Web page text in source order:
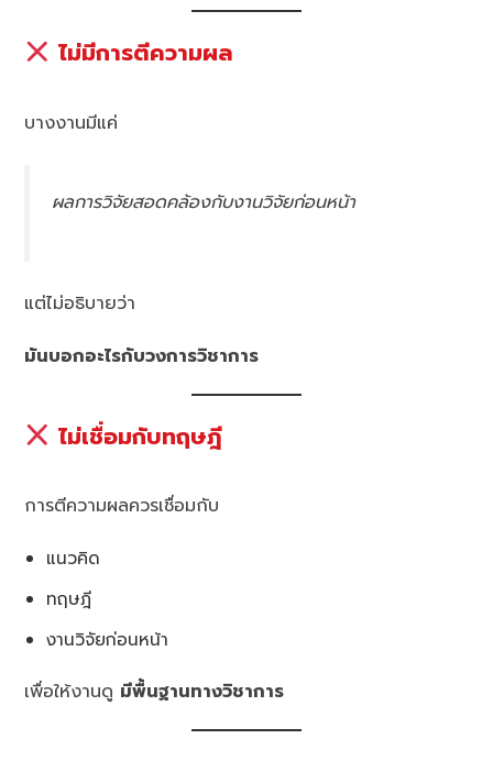
ไม่มีการตีความผล
บางงานมีแค่
ผลการวิจัยสอดคล้องกับงานวิจัยก่อนหน้า
แต่ไม่อธิบายว่า
มันบอกอะไรกับวงการวิชาการ
ไม่เชื่อมกับทฤษฎี
การตีความผลควรเชื่อมกับ
แนวคิด
ทฤษฎี
งานวิจัยก่อนหน้า
เพื่อให้งานดู มีพื้นฐานทางวิชาการ